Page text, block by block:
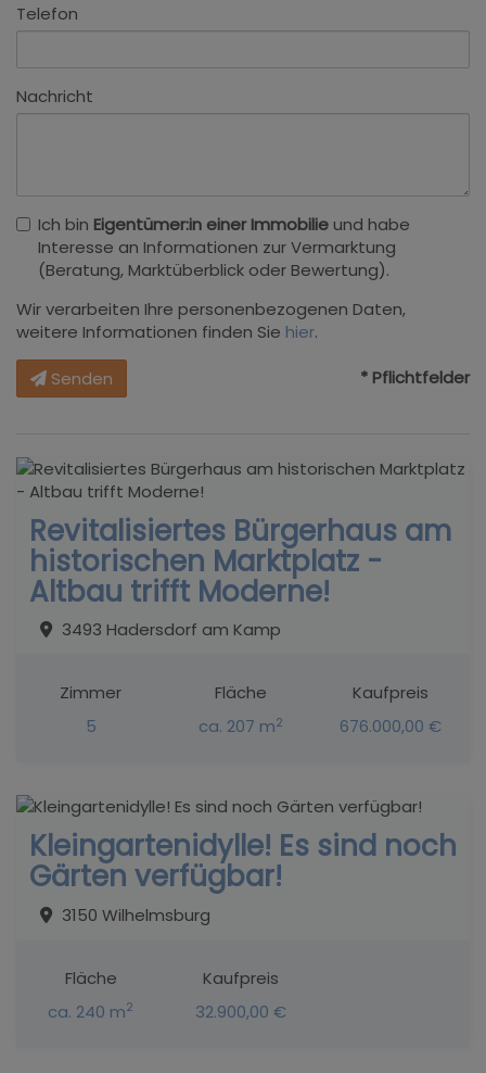
Telefon
Nachricht
Ich bin Eigentümer:in einer Immobilieund habe
Interesse an Informationen zur Vermarktung
(Beratung, Marktüberblick oder Bewertung).
Wir verarbeiten Ihre personenbezogenen Daten,
weitere Informationen finden Sie hier.
Senden * Pflichtfelder
Revitalisiertes Bürgerhaus am
historischen Marktplatz -
Altbau trifft Moderne!
3493 Hadersdorf am Kamp
Zimmer
5
Fläche
ca. 207 m2
Kaufpreis
676.000,00 €
Kleingartenidylle! Es sind noch
Gärten verfügbar!
3150 Wilhelmsburg
Fläche
ca. 240 m2
Kaufpreis
32.900,00 €